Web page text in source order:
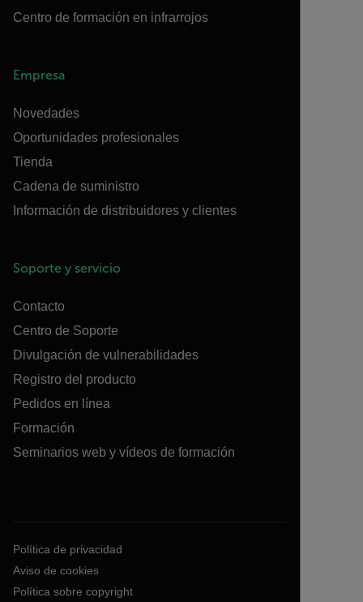
Centro de formación en infrarrojos
Empresa
Novedades
Oportunidades profesionales
Tienda
Cadena de suministro
Información de distribuidores y clientes
Soporte y servicio
Contacto
Centro de Soporte
Divulgación de vulnerabilidades
Registro del producto
Pedidos en línea
Formación
Seminarios web y vídeos de formación
Política de privacidad
Aviso de cookies
Política sobre copyright